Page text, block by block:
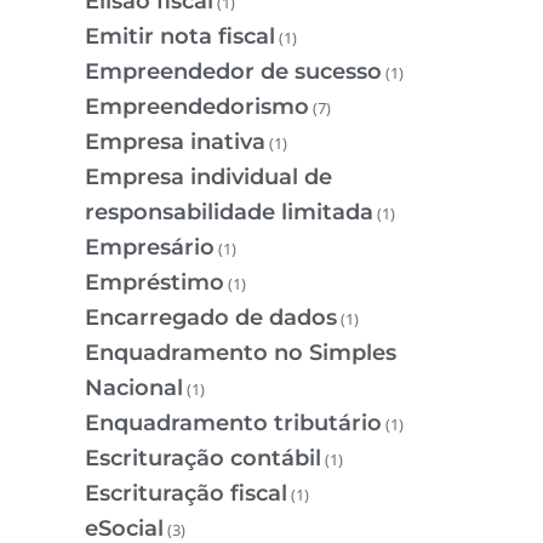
Emitir nota fiscal (1)
Empreendedor de sucesso (1)
Empreendedorismo (7)
Empresa inativa (1)
Empresa individual de
responsabilidade limitada (1)
Empresário (1)
Empréstimo (1)
Encarregado de dados(1)
Enquadramento no Simples
Nacional (1)
Enquadramento tributário (1)
Escrituração contábil (1)
Escrituração fiscal (1)
eSocial (3)